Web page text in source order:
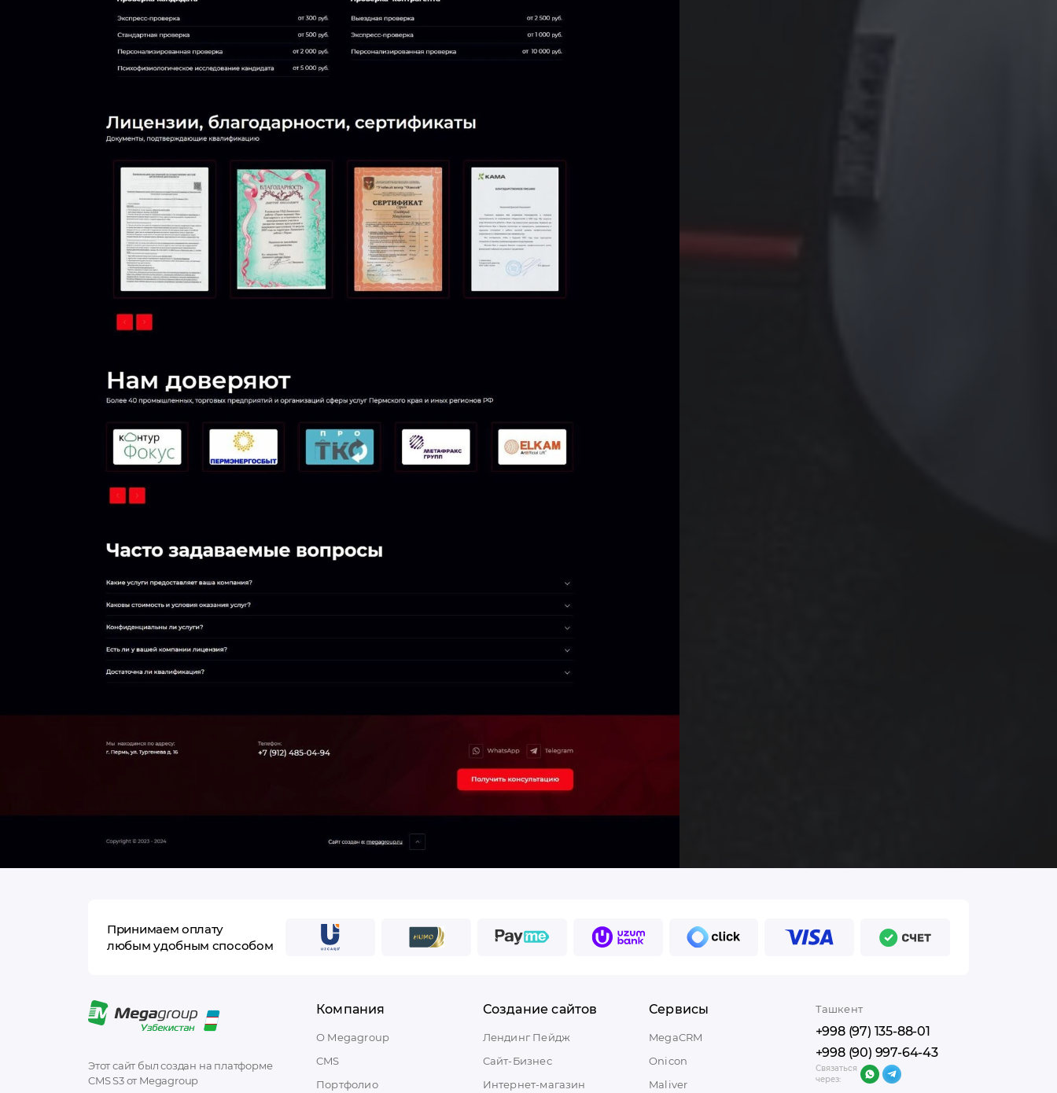
Принимаем оплату
любым удобным способом
Этот сайт был создан на платформе
CMS S3 от Megagroup
Компания
О Megagroup
CMS
Портфолио
Создание сайтов
Лендинг Пейдж
Сайт-Бизнес
Интернет-магазин
Сервисы
MegaCRM
Onicon
Maliver
Ташкент
+998 (97) 135-88-01
+998 (90) 997-64-43
Связаться
через: